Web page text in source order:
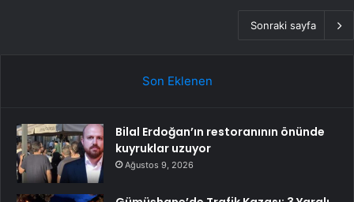
Sonraki sayfa
Son Eklenen
Bilal Erdoğan’ın restoranının önünde
kuyruklar uzuyor
Ağustos 9, 2026